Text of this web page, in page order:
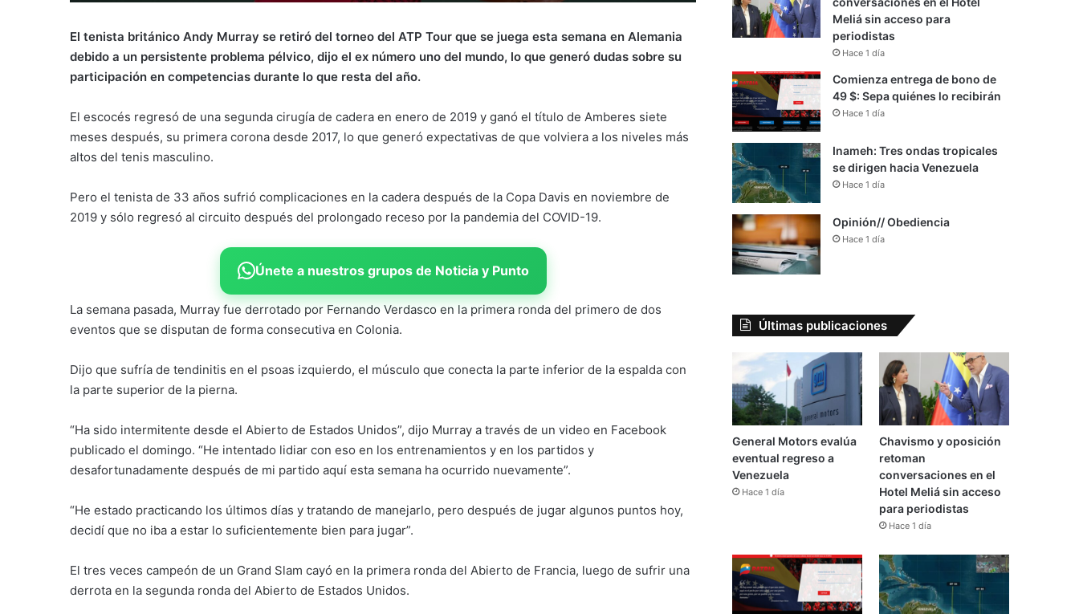
El tenista británico Andy Murray se retiró del torneo del ATP Tour que se juega esta semana en Alemania
debido a un persistente problema pélvico, dijo el ex número uno del mundo, lo que generó dudas sobre su
participación en competencias durante lo que resta del año.
El escocés regresó de una segunda cirugía de cadera en enero de 2019 y ganó el título de Amberes siete
meses después, su primera corona desde 2017, lo que generó expectativas de que volviera a los niveles más
altos del tenis masculino.
Pero el tenista de 33 años sufrió complicaciones en la cadera después de la Copa Davis en noviembre de
2019 y sólo regresó al circuito después del prolongado receso por la pandemia del COVID-19.
Únete a nuestros grupos de Noticia y Punto
La semana pasada, Murray fue derrotado por Fernando Verdasco en la primera ronda del primero de dos
eventos que se disputan de forma consecutiva en Colonia.
Dijo que sufría de tendinitis en el psoas izquierdo, el músculo que conecta la parte inferior de la espalda con
la parte superior de la pierna.
“Ha sido intermitente desde el Abierto de Estados Unidos”, dijo Murray a través de un video en Facebook
publicado el domingo. “He intentado lidiar con eso en los entrenamientos y en los partidos y
desafortunadamente después de mi partido aquí esta semana ha ocurrido nuevamente”.
“He estado practicando los últimos días y tratando de manejarlo, pero después de jugar algunos puntos hoy,
decidí que no iba a estar lo suficientemente bien para jugar”.
El tres veces campeón de un Grand Slam cayó en la primera ronda del Abierto de Francia, luego de sufrir una
derrota en la segunda ronda del Abierto de Estados Unidos.
Meliá sin acceso para
periodistas
Hace 1 día
Comienza entrega de bono de
49 $: Sepa quiénes lo recibirán
Hace 1 día
Inameh: Tres ondas tropicales
se dirigen hacia Venezuela
Hace 1 día
Opinión// Obediencia
Hace 1 día
Últimas publicaciones
General Motors evalúa
eventual regreso a
Venezuela
Hace 1 día
Chavismo y oposición
retoman
conversaciones en el
Hotel Meliá sin acceso
para periodistas
Hace 1 día